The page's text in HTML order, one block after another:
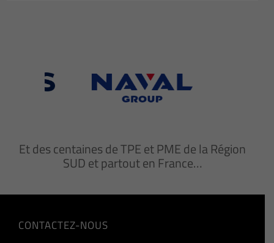
Et des centaines de TPE et PME de la Région
SUD et partout en France…
CONTACTEZ-NOUS